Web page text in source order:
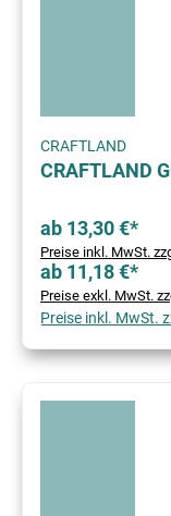
CRAFTLAND
CRAFTLAND
ab 13,30 €*
Preise inkl. MwSt.
ab 11,18 €*
Preise exkl. MwSt.
Preise inkl. MwSt.